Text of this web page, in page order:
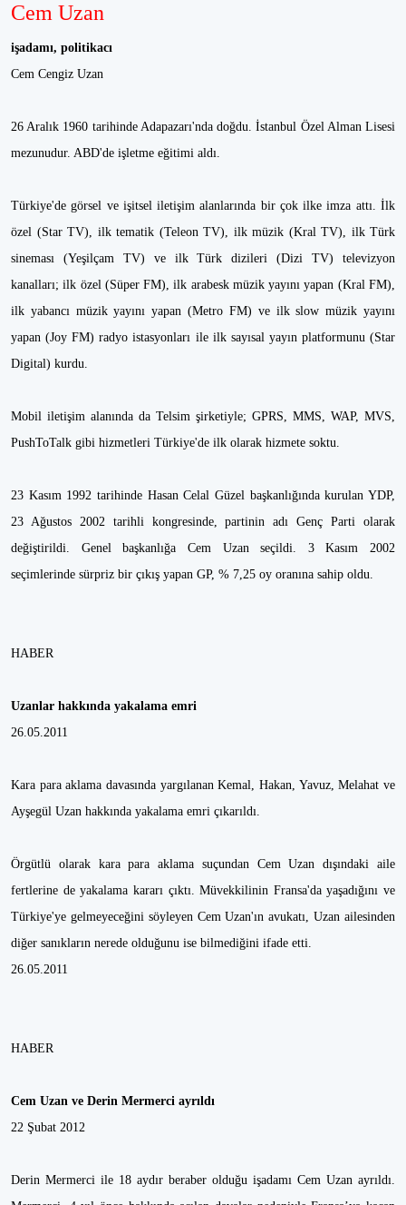
Cem Uzan
işadamı, politikacı
Cem Cengiz Uzan
26 Aralık 1960 tarihinde Adapazarı'nda doğdu. İstanbul Özel Alman Lisesi
mezunudur. ABD'de işletme eğitimi aldı.
Türkiye'de görsel ve işitsel iletişim alanlarında bir çok ilke imza attı. İlk
özel (Star TV), ilk tematik (Teleon TV), ilk müzik (Kral TV), ilk Türk
sineması (Yeşilçam TV) ve ilk Türk dizileri (Dizi TV) televizyon
kanalları; ilk özel (Süper FM), ilk arabesk müzik yayını yapan (Kral FM),
ilk yabancı müzik yayını yapan (Metro FM) ve ilk slow müzik yayını
yapan (Joy FM) radyo istasyonları ile ilk sayısal yayın platformunu (Star
Digital) kurdu.
Mobil iletişim alanında da Telsim şirketiyle; GPRS, MMS, WAP, MVS,
PushToTalk gibi hizmetleri Türkiye'de ilk olarak hizmete soktu.
23 Kasım 1992 tarihinde Hasan Celal Güzel başkanlığında kurulan YDP,
23 Ağustos 2002 tarihli kongresinde, partinin adı Genç Parti olarak
değiştirildi. Genel başkanlığa Cem Uzan seçildi. 3 Kasım 2002
seçimlerinde sürpriz bir çıkış yapan GP, % 7,25 oy oranına sahip oldu.
HABER
Uzanlar hakkında yakalama emri
26.05.2011
Kara para aklama davasında yargılanan Kemal, Hakan, Yavuz, Melahat ve
Ayşegül Uzan hakkında yakalama emri çıkarıldı.
Örgütlü olarak kara para aklama suçundan Cem Uzan dışındaki aile
fertlerine de yakalama kararı çıktı. Müvekkilinin Fransa'da yaşadığını ve
Türkiye'ye gelmeyeceğini söyleyen Cem Uzan'ın avukatı, Uzan ailesinden
diğer sanıkların nerede olduğunu ise bilmediğini ifade etti.
26.05.2011
HABER
Cem Uzan ve Derin Mermerci ayrıldı
22 Şubat 2012
Derin Mermerci ile 18 aydır beraber olduğu işadamı Cem Uzan ayrıldı.